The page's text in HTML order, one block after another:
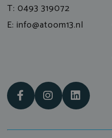
T: 0493 319072
E: info@atoom13.nl